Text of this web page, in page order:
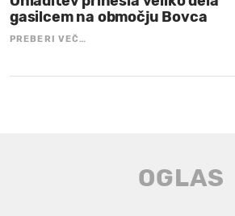
gasilcem na območju Bovca
PREBERI VEČ…